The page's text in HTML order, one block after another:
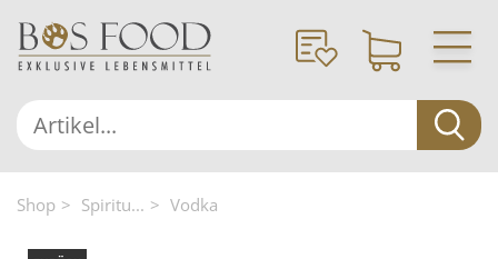
Shop Spiritu... Vodka